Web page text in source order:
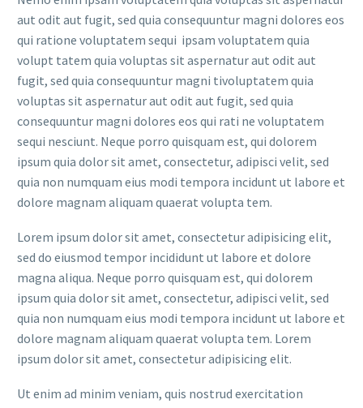
aut odit aut fugit, sed quia consequuntur magni dolores eos
qui ratione voluptatem sequi ipsam voluptatem quia
volupt tatem quia voluptas sit aspernatur aut odit aut
fugit, sed quia consequuntur magni tivoluptatem quia
voluptas sit aspernatur aut odit aut fugit, sed quia
consequuntur magni dolores eos qui rati ne voluptatem
sequi nesciunt. Neque porro quisquam est, qui dolorem
ipsum quia dolor sit amet, consectetur, adipisci velit, sed
quia non numquam eius modi tempora incidunt ut labore et
dolore magnam aliquam quaerat volupta tem.
Lorem ipsum dolor sit amet, consectetur adipisicing elit,
sed do eiusmod tempor incididunt ut labore et dolore
magna aliqua. Neque porro quisquam est, qui dolorem
ipsum quia dolor sit amet, consectetur, adipisci velit, sed
quia non numquam eius modi tempora incidunt ut labore et
dolore magnam aliquam quaerat volupta tem. Lorem
ipsum dolor sit amet, consectetur adipisicing elit.
Ut enim ad minim veniam, quis nostrud exercitation